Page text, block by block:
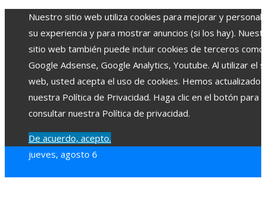
Nuestro sitio web utiliza cookies para mejorar y
su experiencia y para mostrar anuncios (si los hay).
sitio web también puede incluir cookies de terceros como
Google Adsense, Google Analytics, Youtube. Al utilizar el
web, usted acepta el uso de cookies. Hemos actualizado
nuestra Política de Privacidad. Haga clic en el botón para
consultar nuestra Política de privacidad.
De acuerdo, acepto.
jueves, agosto 6